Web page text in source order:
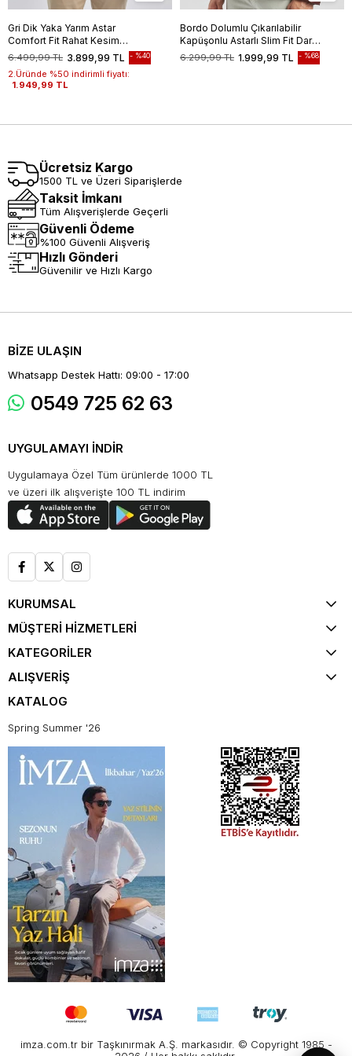
Gri Dik Yaka Yarım Astar
Comfort Fit Rahat Kesim
Casual Mont 1007240150
3.899,99 TL
6.499,99 TL %40
2.Üründe %50 indirimli fiyatı:
1.949,99 TL
Bordo Dolumlu Çıkarılabilir
Kapüşonlu Astarlı Slim Fit Dar
Kesim Casual Mont
1007245151
1.999,99 TL
6.299,99 TL %68
Ücretsiz Kargo
1500 TL ve Üzeri Siparişlerde
Taksit İmkanı
Tüm Alışverişlerde Geçerli
Güvenli Ödeme
%100 Güvenli Alışveriş
Hızlı Gönderi
Güvenilir ve Hızlı Kargo
BİZE ULAŞIN
Whatsapp Destek Hattı: 09:00 - 17:00
0549 725 62 63
UYGULAMAYI İNDİR
Uygulamaya Özel Tüm ürünlerde 1000 TL
ve üzeri ilk alışverişte 100 TL indirim
KURUMSAL
MÜŞTERİ HİZMETLERİ
KATEGORİLER
ALIŞVERİŞ
KATALOG
Spring Summer '26
imza.com.tr bir Taşkınırmak A.Ş. markasıdır. © Copyright 1985 -